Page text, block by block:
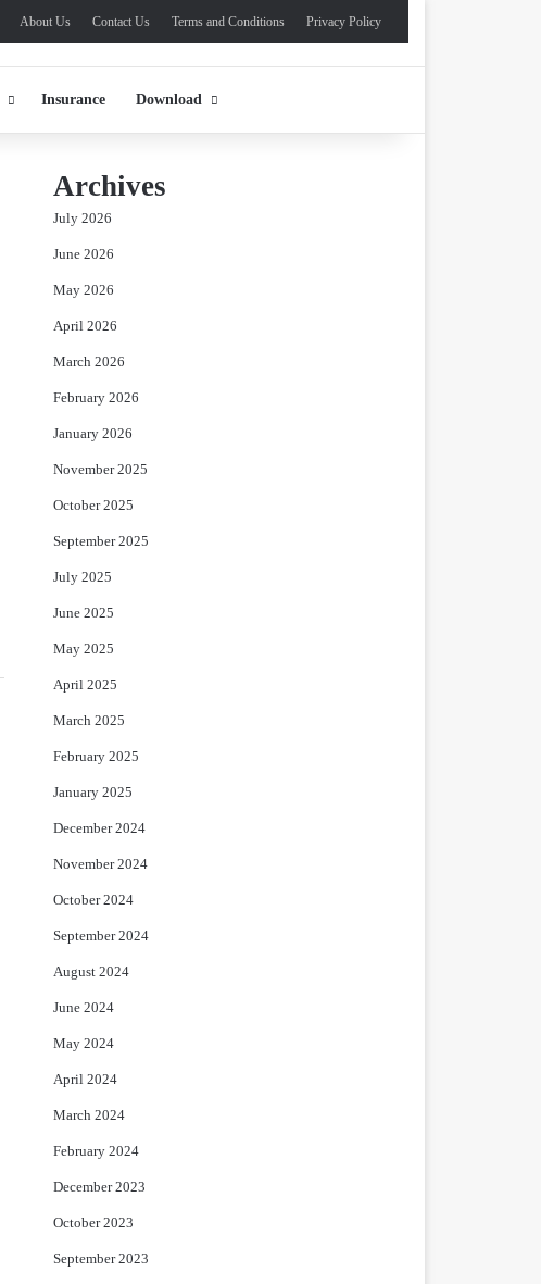
About Us Contact Us Terms and Conditions Privacy Policy
Insurance Download
Archives
July 2026
June 2026
May 2026
April 2026
March 2026
February 2026
January 2026
November 2025
October 2025
September 2025
July 2025
June 2025
May 2025
April 2025
March 2025
February 2025
January 2025
December 2024
November 2024
October 2024
September 2024
August 2024
June 2024
May 2024
April 2024
March 2024
February 2024
December 2023
October 2023
September 2023